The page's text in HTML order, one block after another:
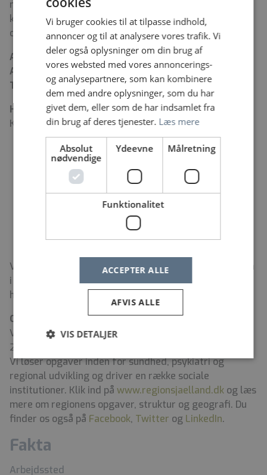
muligheden for at udfolde dit potentiale, styrke dine
kompetencer og gøre en reel forskel for patienterne
og deres familier.
Ansøgningsfrist: 22. februar 2026
Ansættelsessamtaler:forventeligt i uge 9.
Tiltrædelse:1. april 2026 eller efter aftale.
Har du spørgsmål?
Kontakt os endelig:
Oversygeplejerske Caroline Maria Bonde på
mail: carol@regionsjaelland.dk
Ledende overlæge Janne Kongsted på
mail: janko@regionsjaelland.dk
Ledende overlæge Sirin Baysal på
mail side@regionsjaelland.dk
Vi glæder os til at høre fra dig og byde dig velkommen
i et team, hvor engagement og faglighed går hånd i
hånd.
Om Region Sjælland
Vi er regionens største arbejdsplads med mere end
21.000 medarbejdere og et budget på 23 mia. kroner.
Vi løser opgaver inden for sundhed, psykiatri og
regional udvikling og driver en række sociale
institutioner. Klik ind på www.regionsjaelland.dk og læs
mere om regionens opgaver, struktur og geografi. Du
finder os også på Facebook, Twitter og LinkedIn.
Fakta
Arbejdssted
Vi bruger cookies til at tilpasse indhold,
annoncer og til at analysere vores trafik. Vi
deler også oplysninger om din brug af
vores websted med vores annoncerings-
og analysepartnere, som kan kombinere
dem med andre oplysninger, som du har
givet dem, eller som de har indsamlet fra
din brug af deres tjenester. Læs mere
Absolut
nødvendige
Ydeevne Målretning
Funktionalitet
ACCEPTER ALLE
AFVIS ALLE
VIS DETALJER